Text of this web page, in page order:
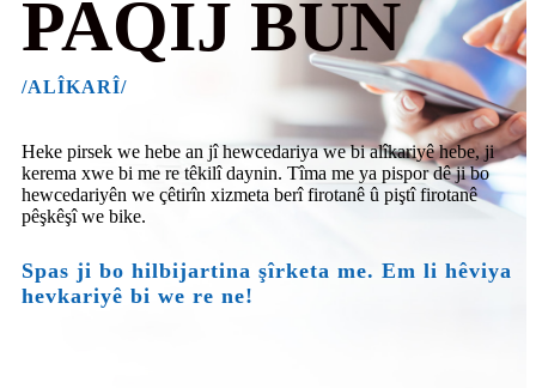
PAQIJ BÛN
/ALÎKARÎ/
Heke pirsek we hebe an jî hewcedariya we bi alîkariyê hebe, ji
kerema xwe bi me re têkilî daynin. Tîma me ya pispor dê ji bo
hewcedariyên we çêtirîn xizmeta berî firotanê û piştî firotanê
pêşkêşî we bike.
Spas ji bo hilbijartina şîrketa me. Em li hêviya
hevkariyê bi we re ne!